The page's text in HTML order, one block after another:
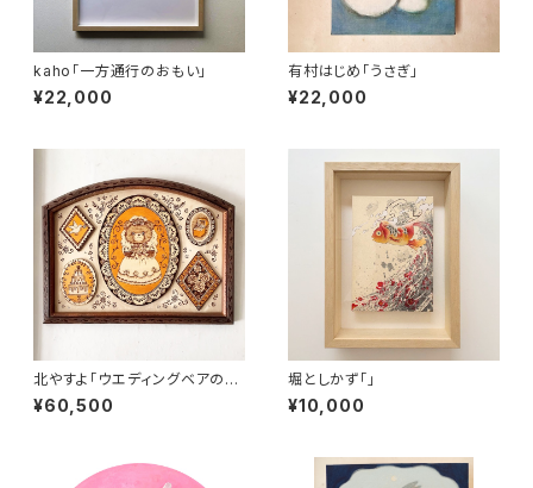
kaho「一方通行のおもい」
¥22,000
有村はじめ「うさぎ」
¥22,000
北やすよ「ウエディングベアの肖
像」
¥60,500
堀としかず「」
¥10,000